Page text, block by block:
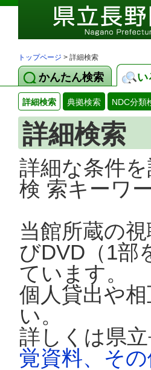
トップページ > 詳細検索
かんたん検索 い
詳細検索 典拠検索 NDC分類
詳細検索
詳細な条件
検 索キーワ
当館所蔵の
びDVD（1部
ています。
個人貸出や
い。
詳しくは県
覚資料、そ